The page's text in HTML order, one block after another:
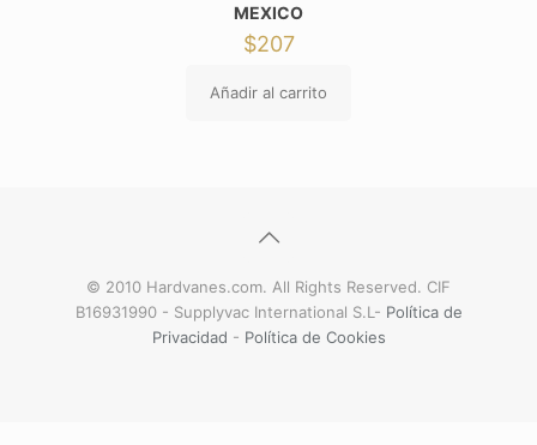
MEXICO
$207
Añadir al carrito
© 2010 Hardvanes.com. All Rights Reserved. CIF
B16931990 - Supplyvac International S.L- Política de
Privacidad - Política de Cookies